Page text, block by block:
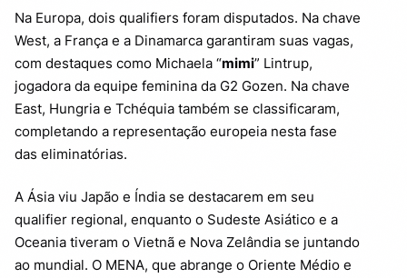
Na Europa, dois qualifiers foram disputados. Na chave
West, a França e a Dinamarca garantiram suas vagas,
com destaques como Michaela “mimi” Lintrup,
jogadora da equipe feminina da G2 Gozen. Na chave
East, Hungria e Tchéquia também se classificaram,
completando a representação europeia nesta fase
das eliminatórias.
A Ásia viu Japão e Índia se destacarem em seu
qualifier regional, enquanto o Sudeste Asiático e a
Oceania tiveram o Vietnã e Nova Zelândia se juntando
ao mundial. O MENA, que abrange o Oriente Médio e